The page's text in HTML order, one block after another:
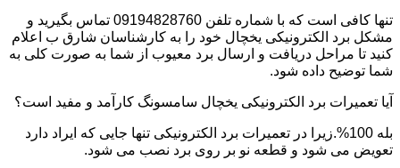
تنها کافی است که با شماره تلفن 09194828760 تماس بگیرید و
مشکل برد الکترونیکی یخچال خود را به کارشناسان شارق ب اعلام
کنید تا مراحل دریافت و ارسال برد معیوب از شما به صورت کلی به
شما توضیح داده شود.
آیا تعمیرات برد الکترونیکی یخچال سامسونگ کارآمد و مفید است؟
بله 100%.زیرا در تعمیرات برد الکترونیکی تنها جایی که ایراد دارد
تعویض می شود و قطعه نو بر روی برد نصب می شود.